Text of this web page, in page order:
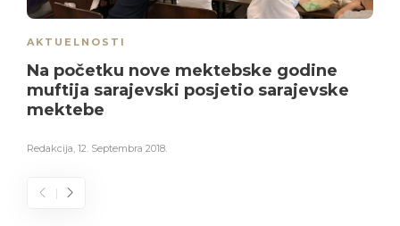
AKTUELNOSTI
Na početku nove mektebske godine
muftija sarajevski posjetio sarajevske
mektebe
Redakcija, 12. Septembra 2018.